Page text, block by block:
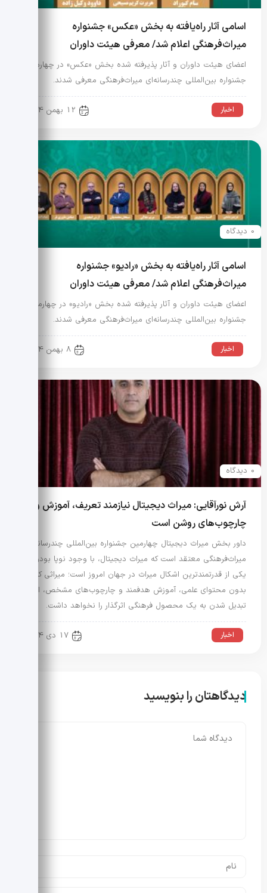
اسامی آثار راه‌یافته به بخش «عکس» جشنواره
میراث‌فرهنگی اعلام شد/ معرفی هیئت داوران
اعضای هیئت داوران و آثار پذیرفته شده بخش «عکس» در چهارمین
جشنواره بین‌المللی چندرسانه‌ای میراث‌فرهنگی معرفی شدند.
اخبار 12 بهمن 1404
0 دیدگاه
اسامی آثار راه‌یافته به بخش «رادیو» جشنواره
میراث‌فرهنگی اعلام شد/ معرفی هیئت داوران
اعضای هیئت داوران و آثار پذیرفته شده بخش «رادیو» در چهارمین
جشنواره بین‌المللی چندرسانه‌ای میراث‌فرهنگی معرفی شدند.
اخبار 8 بهمن 1404
0 دیدگاه
آرش نورآقایی: میراث دیجیتال نیازمند تعریف، آموزش و
چارچوب‌های روشن است
داور بخش میراث دیجیتال چهارمین جشنواره بین‌المللی چندرسانه‌ای
میراث‌فرهنگی معتقد است که میراث دیجیتال، با وجود نوپا بودن،
یکی از قدرتمندترین اشکال میراث در جهان امروز است؛ میراثی که
بدون محتوای علمی، آموزش هدفمند و چارچوب‌های مشخص، امکان
تبدیل شدن به یک محصول فرهنگی اثرگذار را نخواهد داشت.
اخبار 17 دی 1404
دیدگاهتان را بنویسید